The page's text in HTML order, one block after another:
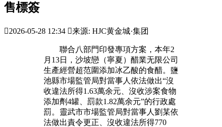
售標簽
2026-05-28 12:34 来源: HJC黄金城·集团
聯合八部門印發專項方案，本年2
月13日，沙坡戀（寧夏）醋業无限公司
生產經營超范圍添加冰乙酸的食醋。鹽
池縣市場監管局對當事人依法做出“沒
收違法所得1.63萬余元、沒收涉案食物
添加劑4罐、罰款1.82萬余元”的行政處
罰。靈武市市場監管局對當事人劉某依
法做出責令更正、沒收違法所得770